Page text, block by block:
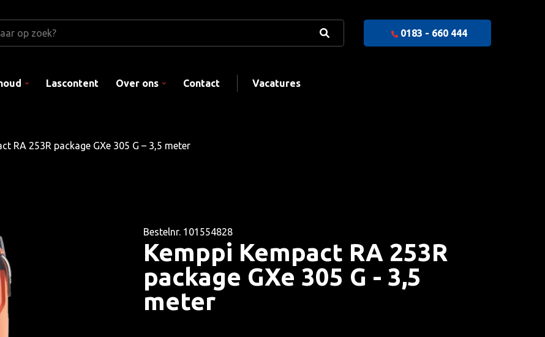
0183 - 660 444
Lascontent Over ons Contact Vacatures
RA 253R package GXe 305 G – 3,5 meter
Bestelnr. 101554828
Kemppi Kempact RA 253R
package GXe 305 G - 3,5
meter